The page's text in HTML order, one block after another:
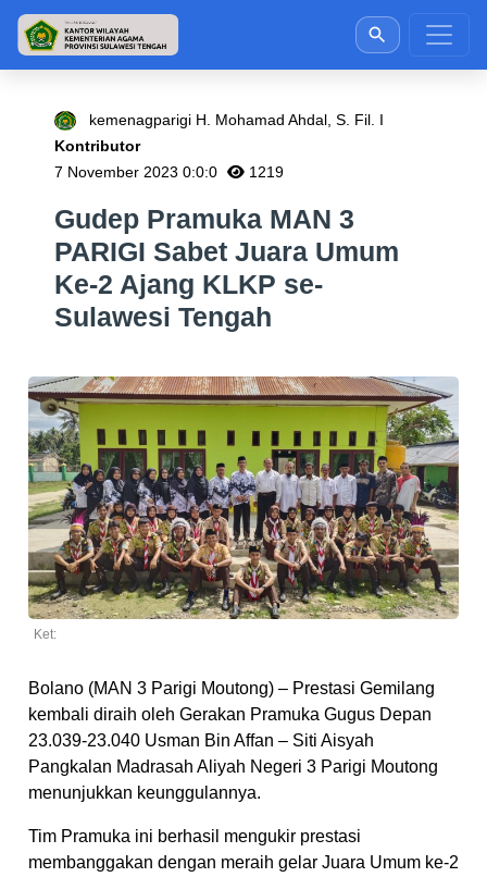
kemenagparigi H. Mohamad Ahdal, S. Fil. I
Kontributor
7 November 2023 0:0:0
1219
Gudep Pramuka MAN 3
PARIGI Sabet Juara Umum
Ke-2 Ajang KLKP se-
Sulawesi Tengah
Ket:
Bolano (MAN 3 Parigi Moutong) – Prestasi Gemilang
kembali diraih oleh Gerakan Pramuka Gugus Depan
23.039-23.040 Usman Bin Affan – Siti Aisyah
Pangkalan Madrasah Aliyah Negeri 3 Parigi Moutong
menunjukkan keunggulannya.
Tim Pramuka ini berhasil mengukir prestasi
membanggakan dengan meraih gelar Juara Umum ke-2